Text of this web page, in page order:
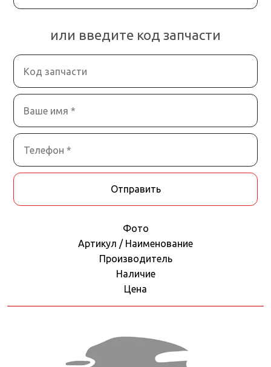
или введите код запчасти
Отправить
Фото
Артикул / Наименование
Производитель
Наличие
Цена